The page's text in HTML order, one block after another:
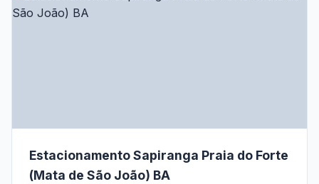
Estacionamento Sapiranga Praia do Forte
(Mata de São João) BA